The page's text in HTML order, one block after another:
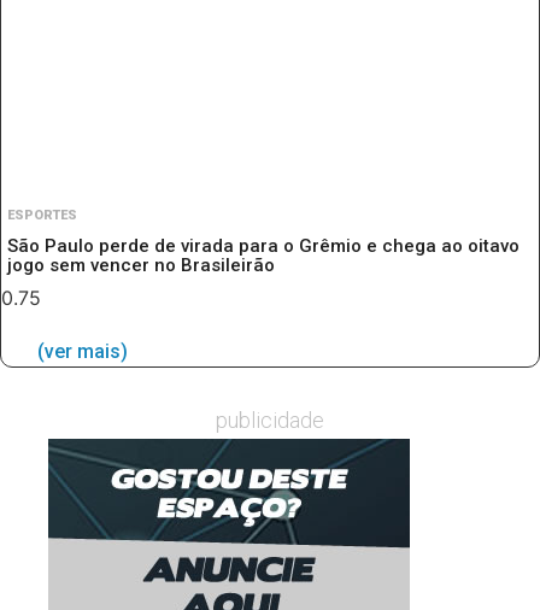
ESPORTES
São Paulo perde de virada para o Grêmio e chega ao oitavo
jogo sem vencer no Brasileirão
(ver mais)
publicidade